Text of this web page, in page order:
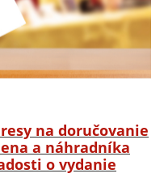
na doručovanie
a náhradníka
o vydanie